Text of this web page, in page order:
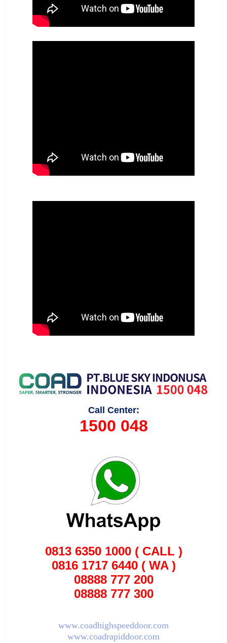
Call Center:
1500 048
0813 6350 1000 ( CALL )
0816 1717 6440 ( WA )
08888 777 200
08888 777 300
www.coadhighspeeddoor.com
www.coadrapiddoor.com